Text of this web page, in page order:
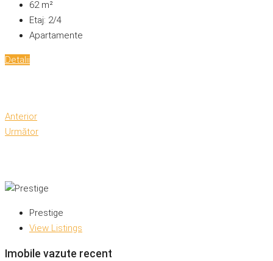
62m²
Etaj: 2/4
Apartamente
Detalii
Anterior
Următor
Prestige
View Listings
Imobile vazute recent